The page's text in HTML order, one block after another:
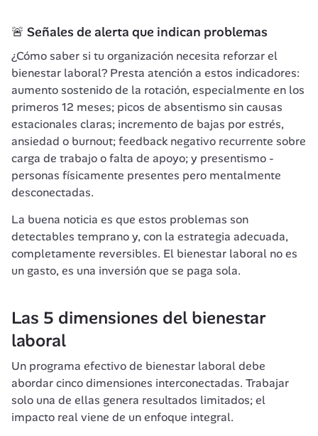
🚨 Señales de alerta que indican problemas
¿Cómo saber si tu organización necesita reforzar el
bienestar laboral? Presta atención a estos indicadores:
aumento sostenido de la rotación, especialmente en los
primeros 12 meses; picos de absentismo sin causas
estacionales claras; incremento de bajas por estrés,
ansiedad o burnout; feedback negativo recurrente sobre
carga de trabajo o falta de apoyo; y presentismo -
personas físicamente presentes pero mentalmente
desconectadas.
La buena noticia es que estos problemas son
detectables temprano y, con la estrategia adecuada,
completamente reversibles. El bienestar laboral no es
Las 5 dimensiones del bienestar
laboral
Un programa efectivo de bienestar laboral debe
abordar cinco dimensiones interconectadas. Trabajar
solo una de ellas genera resultados limitados; el
impacto real viene de un enfoque integral.